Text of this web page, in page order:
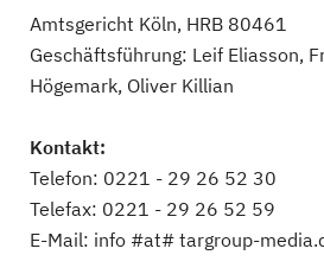
Amtsgericht Köln, HRB 80461
Geschäftsführung: Leif Eliasson,
Högemark, Oliver Killian
Kontakt:
Telefon: 0221 - 29 26 52 30
Telefax: 0221 - 29 26 52 59
E-Mail: info #at# targroup-